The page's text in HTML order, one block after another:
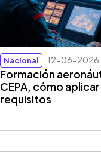
Nacional 12-06-2026
Formación
CEPA, cómo
requisitos